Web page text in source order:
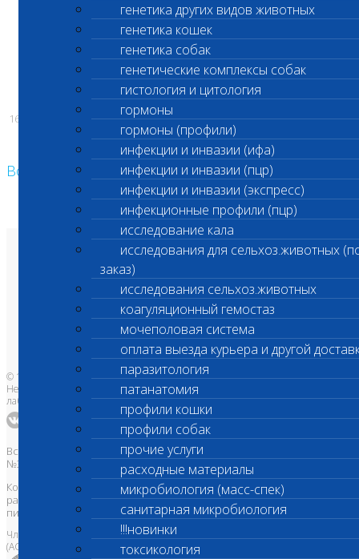
генетика других видов животных
генетика кошек
генетика собак
генетические комплексы собак
гистология и цитология
гормоны
гормоны (профили)
инфекции и инвазии (ифа)
инфекции и инвазии (пцр)
инфекции и инвазии (экспресс)
инфекционные профили (пцр)
исследование кала
исследования для сельхоз.животных
заказ)
исследования сельхоз.животных
коагуляционный гемостаз
мочеполовая система
оплата выезда курьера и другой
паразитология
патанатомия
профили кошки
профили собак
прочие услуги
расходные материалы
микробиология (масс-спек)
санитарная микробиология
!!!новинки
токсикология
с 10:00 в стандартном режиме.
С уважением,
Администрация ООО «Шанс Био»
16.07.2025
Возврат к списку
О лаборатории
Анализы и цены
Ветеринарные центры
Владельцам
Врачам и клиникам
Бланки лаборатории
Банк донорской крови
Адреса лабораторий
© 1996-2026
Независимая ветеринарная
лаборатория Шанс Био
Все права защищены и охраняются законом. Товарный знак
№395740 от 2008 г. ООО "ШАНС БИО"
Копирование, тиражирование, а также использование материалов,
размещенных на сайтеwww.vetlab.ruвозможно только с
письменного разрешения Правообладателя
Член Национальной ветеринарной палаты
(АСРО НВП)